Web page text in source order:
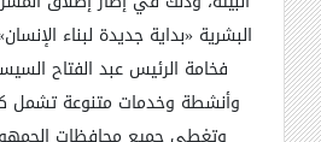
البشرية «بداية جديدة لبناء الإنسان
فخامة الرئيس عبد الفتاح
وأنشطة وخدمات متنوعة تشمل